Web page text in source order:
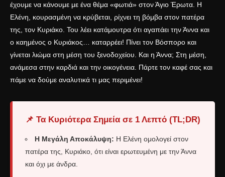
έχουμε να κάνουμε με ένα θέμα «φωτιά» στον Άγιο Έρωτα. Η
Ελένη, κουρασμένη να κρύβεται, ρίχνει τη βόμβα στον πατέρα
της, τον Κυριάκο. Του λέει κατάμουτρα ότι αγαπάει την Άννα και
ο καημένος ο Κυριάκος… καταρρέει! Πίνει τον Βόσπορο και
γίνεται λιώμα στη μέση του ξενοδοχείου. Και η Άννα; Στη μέση,
ανάμεσα στην καρδιά και την οικογένεια. Πάρτε τον καφέ σας και
πάμε να δούμε αναλυτικά τι μας περιμένει!
📌 Τα Κυριότερα Σημεία σε 1 Λεπτό (TL;DR)
Η Μεγάλη Αποκάλυψη: Η Ελένη ομολογεί στον
πατέρα της, Κυριάκο, ότι είναι ερωτευμένη με την Άννα
και όχι με άνδρα.